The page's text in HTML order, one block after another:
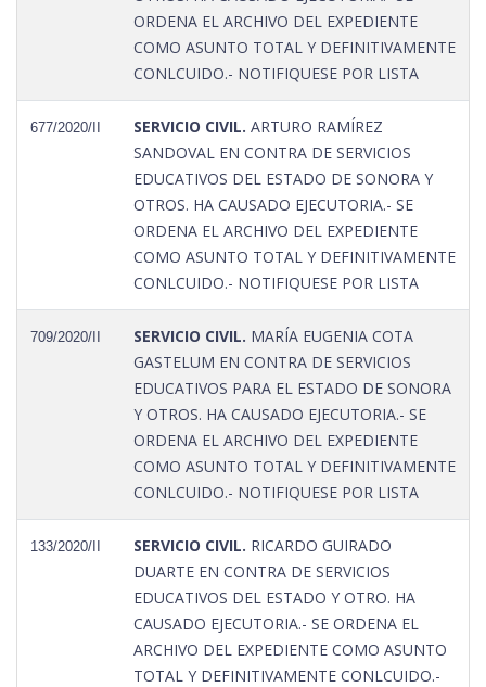
ORDENA EL ARCHIVO DEL EXPEDIENTE
COMO ASUNTO TOTAL Y DEFINITIVAMENTE
CONLCUIDO.- NOTIFIQUESE POR LISTA
677/2020/II SERVICIO CIVIL. ARTURO RAMÍREZ
SANDOVAL EN CONTRA DE SERVICIOS
EDUCATIVOS DEL ESTADO DE SONORA Y
OTROS. HA CAUSADO EJECUTORIA.- SE
ORDENA EL ARCHIVO DEL EXPEDIENTE
COMO ASUNTO TOTAL Y DEFINITIVAMENTE
CONLCUIDO.- NOTIFIQUESE POR LISTA
709/2020/II SERVICIO CIVIL. MARÍA EUGENIA COTA
GASTELUM EN CONTRA DE SERVICIOS
EDUCATIVOS PARA EL ESTADO DE SONORA
Y OTROS. HA CAUSADO EJECUTORIA.- SE
ORDENA EL ARCHIVO DEL EXPEDIENTE
COMO ASUNTO TOTAL Y DEFINITIVAMENTE
CONLCUIDO.- NOTIFIQUESE POR LISTA
133/2020/II SERVICIO CIVIL. RICARDO GUIRADO
DUARTE EN CONTRA DE SERVICIOS
EDUCATIVOS DEL ESTADO Y OTRO. HA
CAUSADO EJECUTORIA.- SE ORDENA EL
ARCHIVO DEL EXPEDIENTE COMO ASUNTO
TOTAL Y DEFINITIVAMENTE CONLCUIDO.-